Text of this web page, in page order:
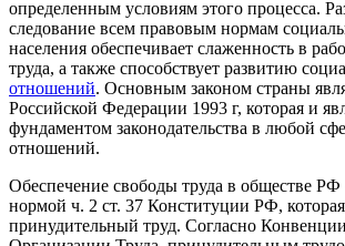
определенным условиям этого процесса.
следование всем правовым нормам
населения обеспечивает слаженность в
труда, а также способствует развитию
отношений. Основным законом страны
Российской Федерации 1993 г, которая и
фундаментом законодательства в любой
отношений.
Обеспечение свободы труда в обществе РФ
нормой ч. 2 ст. 37 Конституции РФ,
принудительный труд. Согласно